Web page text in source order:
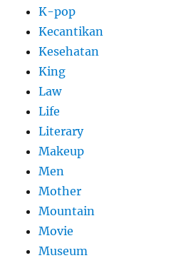
K-pop
Kecantikan
Kesehatan
King
Law
Life
Literary
Makeup
Men
Mother
Mountain
Movie
Museum